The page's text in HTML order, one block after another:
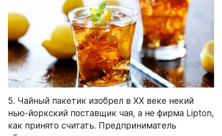
5. Чайный пакетик изобрел в XX веке некий
нью-йоркский поставщик чая, а не фирма Lipton,
как принято считать. Предприниматель